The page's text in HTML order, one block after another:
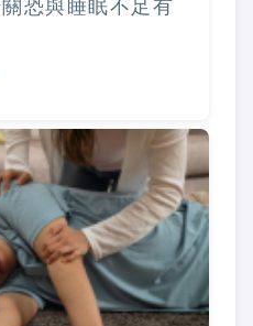
恐與睡眠不足有